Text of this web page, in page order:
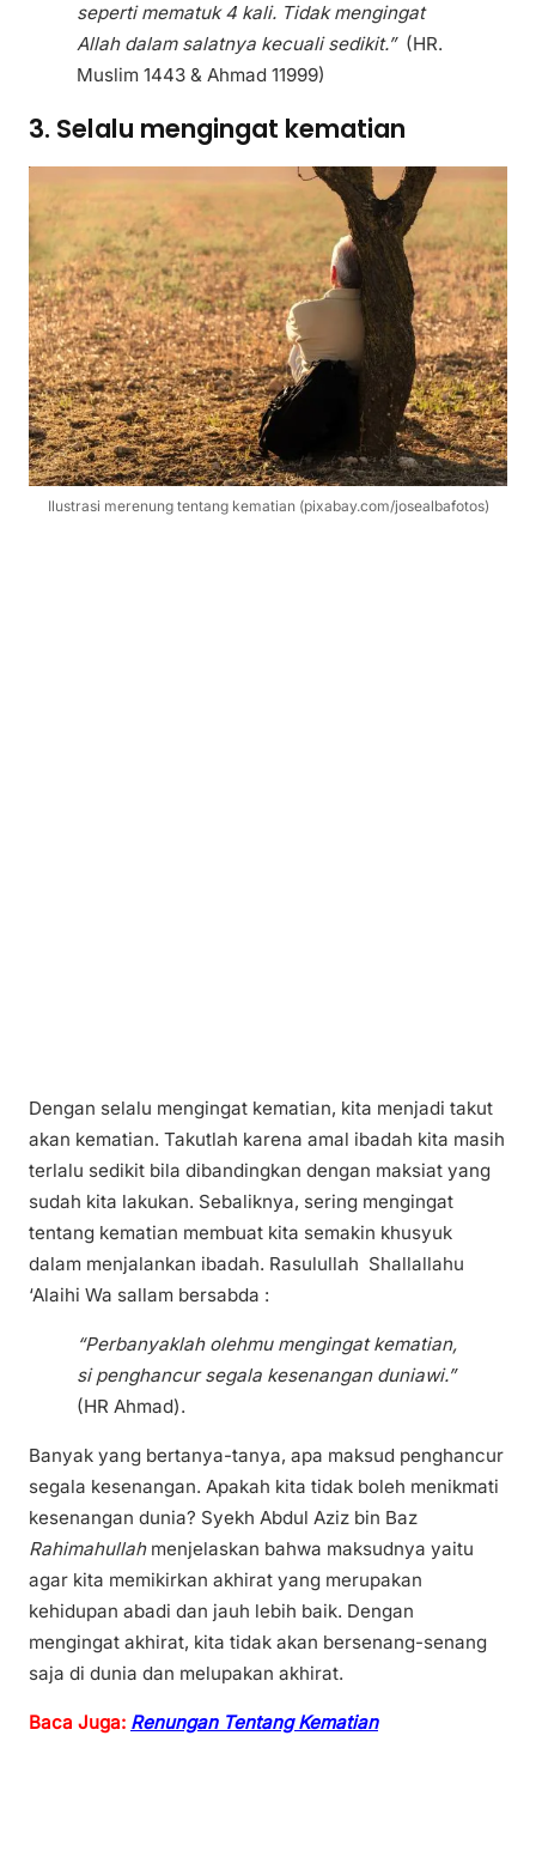
seperti mematuk 4 kali. Tidak mengingat
Allah dalam salatnya kecuali sedikit.” (HR.
Muslim 1443 & Ahmad 11999)
3. Selalu mengingat kematian
Ilustrasi merenung tentang kematian (pixabay.com/josealbafotos)
Dengan selalu mengingat kematian, kita menjadi takut
akan kematian. Takutlah karena amal ibadah kita masih
terlalu sedikit bila dibandingkan dengan maksiat yang
sudah kita lakukan. Sebaliknya, sering mengingat
tentang kematian membuat kita semakin khusyuk
dalam menjalankan ibadah. Rasulullah Shallallahu
‘Alaihi Wa sallam bersabda :
“Perbanyaklah olehmu mengingat kematian,
si penghancur segala kesenangan duniawi.”
(HR Ahmad).
Banyak yang bertanya-tanya, apa maksud penghancur
segala kesenangan. Apakah kita tidak boleh menikmati
kesenangan dunia? Syekh Abdul Aziz bin Baz
Rahimahullahmenjelaskan bahwa maksudnya yaitu
agar kita memikirkan akhirat yang merupakan
kehidupan abadi dan jauh lebih baik. Dengan
mengingat akhirat, kita tidak akan bersenang-senang
saja di dunia dan melupakan akhirat.
Baca Juga: Renungan Tentang Kematian